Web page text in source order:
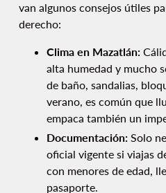
van algunos consejos útiles
derecho:
Clima en Mazatlán:
alta humedad y mucho
de baño, sandalias,
verano, es común que
empaca también un
Documentación: Solo
oficial vigente si viajas
con menores de edad,
pasaporte.